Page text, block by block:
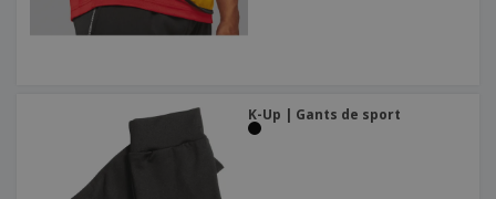
K-Up | Gants de sport